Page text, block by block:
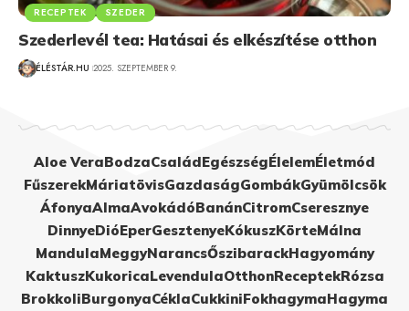
RECEPTEK SZEDER
Szederlevél tea: Hatásai és elkészítése otthon
ÉLÉSTÁR.HU 2025. SZEPTEMBER 9.
Aloe VeraBodzaCsaládEgészségÉlelemÉletmód
FűszerekMáriatövisGazdaságGombákGyümölcsök
ÁfonyaAlmaAvokádóBanánCitromCseresznye
DinnyeDióEperGesztenyeKókuszKörteMálna
MandulaMeggyNarancsŐszibarackHagyomány
KaktuszKukoricaLevendulaOtthonReceptekRózsa
BrokkoliBurgonyaCéklaCukkiniFokhagymaHagyma